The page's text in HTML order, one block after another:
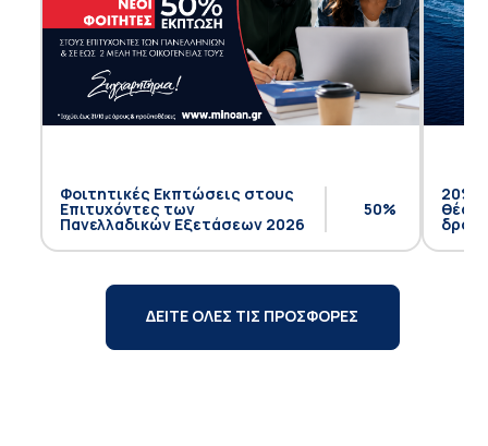
Φοιτητικές Εκπτώσεις στους
Επιτυχόντες των
Πανελλαδικών Εξετάσεων 2026
50%
20%
θέση
ΔΕΙΤΕ ΟΛΕΣ ΤΙΣ ΠΡΟΣΦΟΡΕΣ